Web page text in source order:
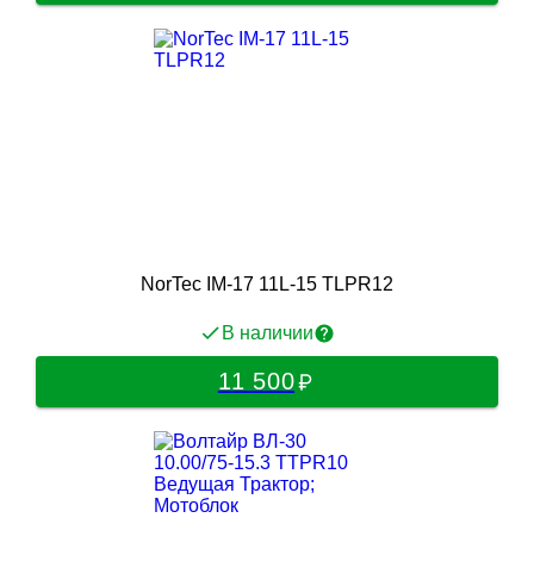
NorTec IM-17 11L-15 TLPR12
В наличии
11 500